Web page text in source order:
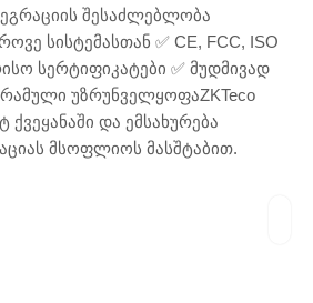
შესაძლებლობა
სისტემასთან ✅ CE, FCC, ISO
სერტიფიკატები ✅ მუდმივად
უზრუნველყოფაZKTeco
ქვეყანაში და ემსახურება
მსოფლიოს მასშტაბით.